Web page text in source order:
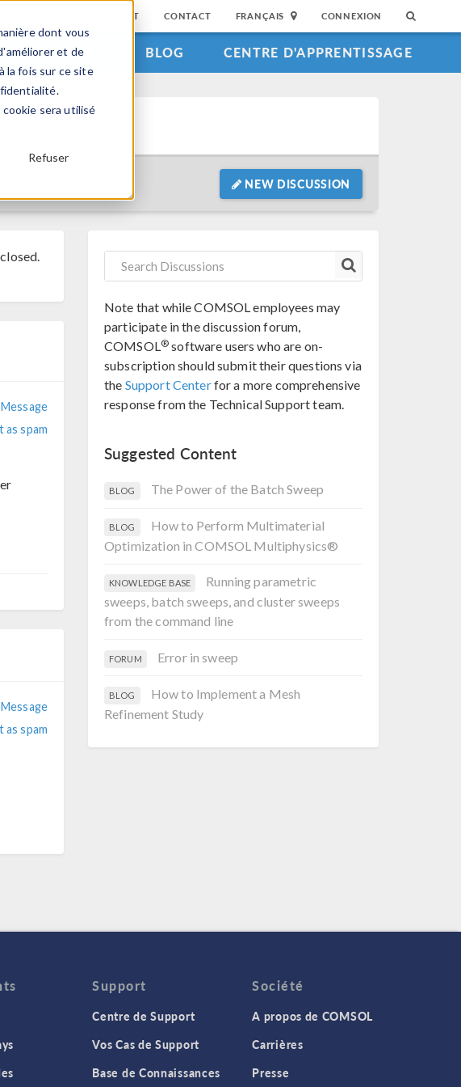
dont vous
et de
la fois sur ce site
sera utilisé
Refuser
SUPPORT CONTACT FRANÇAIS CONNEXION
EVENEMENTS BLOG CENTRE D'APPRENTISSAGE
NEW DISCUSSION
as spam
as spam
Note that while COMSOL employees may
participate in the discussion forum,
COMSOL® software users who are on-
subscription should submit their questions via
the Support Centerfor a more comprehensive
response from the Technical Support team.
Suggested Content
BLOG The Power of the Batch Sweep
BLOG
How to Perform Multimaterial
Optimization in COMSOL Multiphysics®
KNOWLEDGE BASE
Running parametric
sweeps, batch sweeps, and cluster sweeps
from the command line
FORUM Error in sweep
BLOG
How to Implement a Mesh
Refinement Study
Support
Centre de Support
Vos Cas de Support
Base de Connaissances
Société
A propos de COMSOL
Carrières
Presse